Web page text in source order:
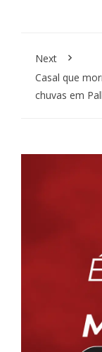
Next
Casal que
chuvas em